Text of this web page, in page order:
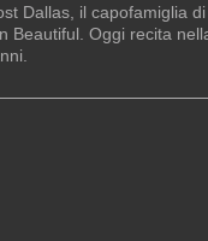
Dallas, il capofamiglia di
Beautiful. Oggi recita